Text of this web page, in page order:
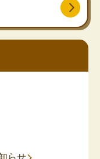
らせ